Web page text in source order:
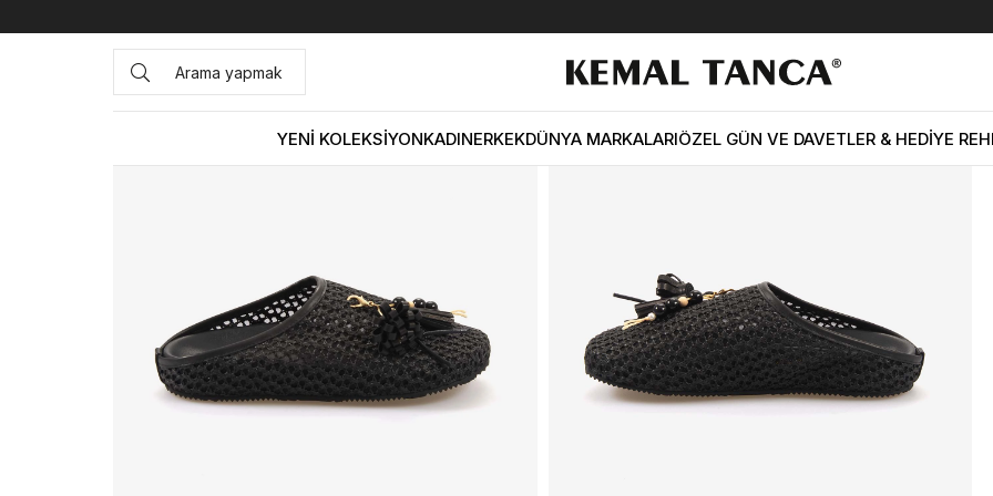
YENİ KOLEKSİYONKADINERKEKDÜNYA MARKALARIÖZEL GÜN VE DAVETLER & HEDİYE
Anasayfa KADIN AYAKKABI Terlik Giove Kadın Terlik MANU01